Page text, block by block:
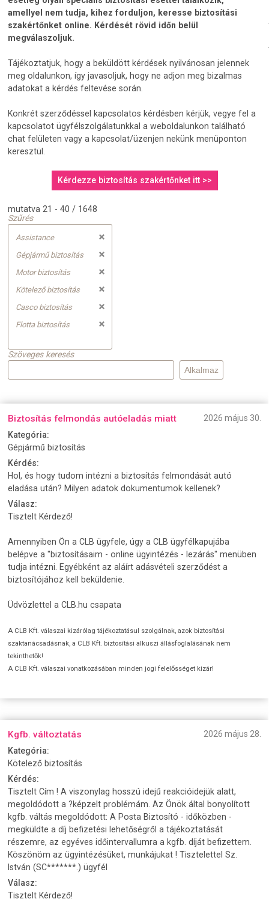
amellyel nem tudja, kihez forduljon, keresse biztosítási
szakértőnket online. Kérdését rövid időn belül
megválaszoljuk.
Tájékoztatjuk, hogy a beküldött kérdések nyilvánosan jelennek
meg oldalunkon, így javasoljuk, hogy ne adjon meg bizalmas
adatokat a kérdés feltevése során.
Konkrét szerződéssel kapcsolatos kérdésben kérjük, vegye fel a
kapcsolatot ügyfélszolgálatunkkal a weboldalunkon található
chat felületen vagy a kapcsolat/üzenjen nekünk menüponton
keresztül.
Kérdezze biztosítás szakértőnket itt >>
mutatva 21 - 40 / 1648
Szűrés
Assistance
Gépjármű biztosítás
Motor biztosítás
Kötelező biztosítás
Casco biztosítás
Flotta biztosítás
Szöveges keresés
Biztosítás felmondás autóeladás miatt
2026 május 30.
Kategória:
Gépjármű biztosítás
Kérdés:
Hol, és hogy tudom intézni a biztosítás felmondását autó
eladása után? Milyen adatok dokumentumok kellenek?
Válasz:
Tisztelt Kérdező!
Amennyiben Ön a CLB ügyfele, úgy a CLB ügyfélkapujába
belépve a "biztosításaim - online ügyintézés - lezárás" menüben
tudja intézni. Egyébként az aláírt adásvételi szerződést a
biztosítójához kell beküldenie.
Üdvözlettel a CLB.hu csapata
A CLB Kft. válaszai kizárólag tájékoztatásul szolgálnak, azok biztosítási
szaktanácsadásnak, a CLB Kft. biztosítási alkuszi állásfoglalásának nem
tekinthetők!
A CLB Kft. válaszai vonatkozásában minden jogi felelősséget kizár!
Kgfb. változtatás
2026 május 28.
Kategória:
Kötelező biztosítás
Kérdés:
Tisztelt Cím ! A viszonylag hosszú idejű reakcióidejük alatt,
megoldódott a ?képzelt problémám. Az Önök által bonyolított
kgfb. váltás megoldódott: A Posta Biztosító - időközben -
megküldte a díj befizetési lehetőségről a tájékoztatását
részemre, az egyéves időintervallumra a kgfb. díját befizettem.
Köszönöm az ügyintézésüket, munkájukat ! Tisztelettel Sz.
István (SC*******.) ügyfél
Válasz:
Tisztelt Kérdező!